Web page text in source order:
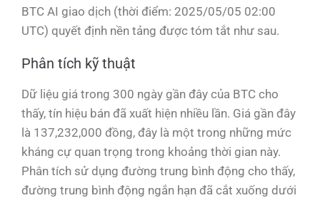
BTC AI giao dịch (thời điểm: 2025/05/05 02:00
UTC) quyết định nền tảng được tóm tắt như sau.
Phân tích kỹ thuật
Dữ liệu giá trong 300 ngày gần đây của BTC cho
thấy, tín hiệu bán đã xuất hiện nhiều lần. Giá gần đây
là 137,232,000 đồng, đây là một trong những mức
kháng cự quan trọng trong khoảng thời gian này.
Phân tích sử dụng đường trung bình động cho thấy,
đường trung bình động ngắn hạn đã cắt xuống dưới